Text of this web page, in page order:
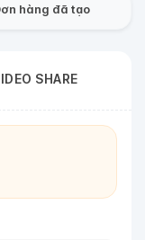
hàng đã tạo
SHARE